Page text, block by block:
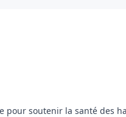
soutenir la santé des